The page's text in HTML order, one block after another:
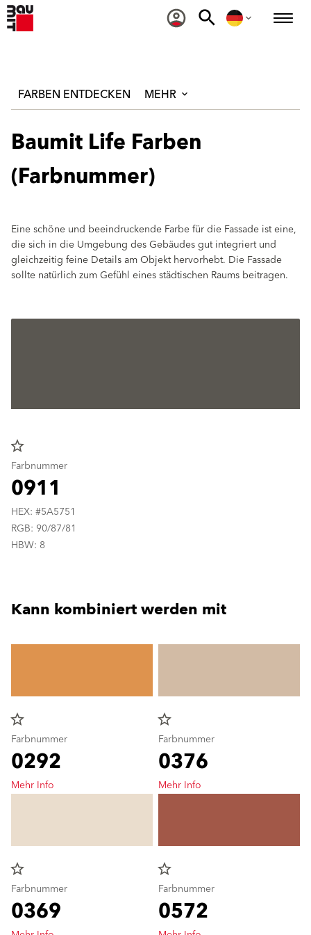
FARBEN ENTDECKEN MEHR
Baumit Life Farben
(Farbnummer)
Eine schöne und beeindruckende Farbe für die Fassade ist eine,
die sich in die Umgebung des Gebäudes gut integriert und
gleichzeitig feine Details am Objekt hervorhebt. Die Fassade
sollte natürlich zum Gefühl eines städtischen Raums beitragen.
star_border
Farbnummer
0911
HEX: #5A5751
RGB: 90/87/81
HBW: 8
Kann kombiniert werden mit
star_border
Farbnummer
0292
Mehr Info
star_border
Farbnummer
0369
star_border
Farbnummer
0376
Mehr Info
star_border
Farbnummer
0572